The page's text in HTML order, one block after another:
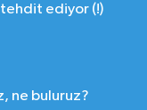
tehdit ediyor (!)
ne buluruz?